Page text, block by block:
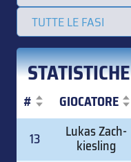
STATISTICHE
# GIOCATORE
GIOCATORE
13 Lukas Zach-
kiesling